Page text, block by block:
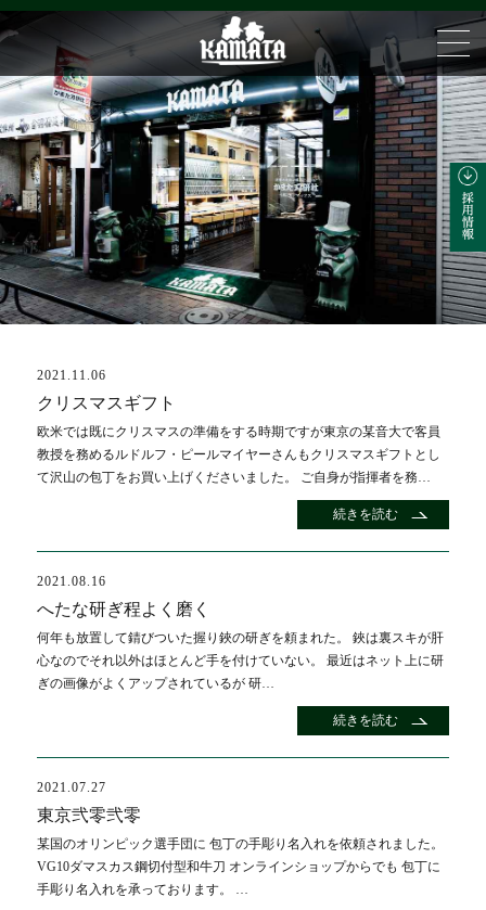
ブログ
2021.11.06
クリスマスギフト
欧米では既にクリスマスの準備をする時期ですが東京の某音大で客員
教授を務めるルドルフ・ピールマイヤーさんもクリスマスギフトとし
て沢山の包丁をお買い上げくださいました。 ご自身が指揮者を務…
続きを読む
2021.08.16
へたな研ぎ程よく磨く
何年も放置して錆びついた握り鋏の研ぎを頼まれた。 鋏は裏スキが肝
心なのでそれ以外はほとんど手を付けていない。 最近はネット上に研
ぎの画像がよくアップされているが 研…
続きを読む
2021.07.27
東京弐零弐零
某国のオリンピック選手団に 包丁の手彫り名入れを依頼されました。
VG10ダマスカス鋼切付型和牛刀 オンラインショップからでも 包丁に
手彫り名入れを承っております。 …